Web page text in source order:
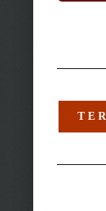
T E